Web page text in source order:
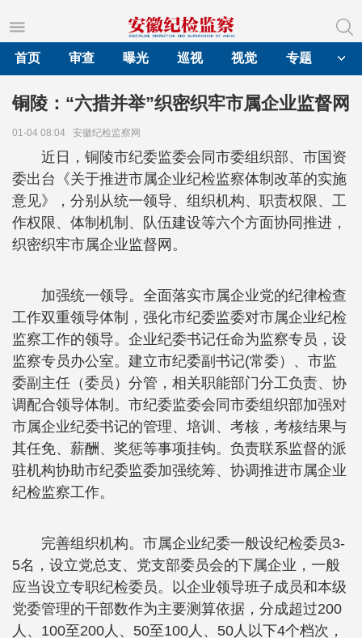
首页
审查 曝光 巡视 视觉 专题
铜陵：“六措并举”织密织牢市属企业监督网
01-04 08:04 安徽纪检监察网
近日，铜陵市纪委监委会同市委组织部、市国资
委出台《关于推进市属企业纪检监察体制改革的实施
意见》，分别从统一领导、组织机构、职责权限、工
作权限、体制机制、队伍建设等六个方面协同推进，
织密织牢市属企业监督网。
加强统一领导。全面落实市属企业党的纪律检查
工作双重领导体制，强化市纪委监委对市属企业纪检
监察工作的领导。企业纪委书记任命为监察专员，设
监察专员办公室。建立市纪委副书记(常委）、市监
委副主任（委员）分管，相关职能部门分工负责、协
调配合领导体制。市纪委监委会同市委组织部加强对
市属企业纪委书记的管理、培训、考核，考核结果与
其任免、薪酬、奖惩等事项挂钩。负责联系监督的派
驻机构协助市纪委监委加强统筹、协调推进市属企业
纪检监察工作。
完善组织机构。市属企业纪委一般设纪检委员3-
5名，设立党总支、党支部委员会的下属企业，一般
应当设立专职纪检委员。以企业领导班子成员和本级
党委管理的干部数作为主要测算依据，分成超过200
人、100至200人、50至100人、50人以下4个档次，